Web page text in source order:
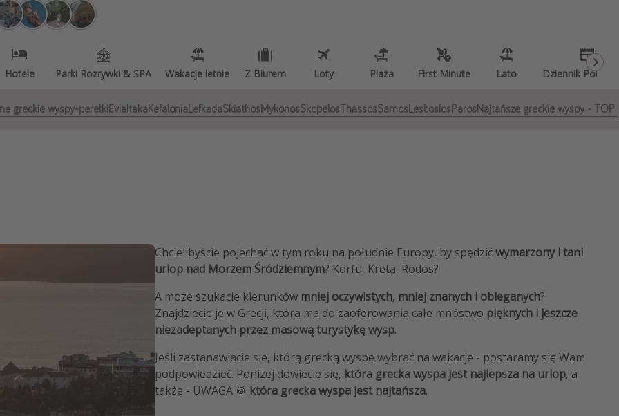
Hotele Parki Rozrywki & SPA Wakacje letnie Z Biurem Loty Plaża First Minute Lato Dziennik
greckie wyspy-perełkiEvia ItakaKefaloniaLefkadaSkiathosMykonosSkopelosThassosSamosLesbos IosParosNajtańsze greckie wyspy - TOP
Chcielibyście pojechać w tym roku na południe Europy, by spędzićwymarzony i tani
urlop nad Morzem Śródziemnym? Korfu, Kreta, Rodos?
A może szukacie kierunków mniej oczywistych, mniej znanych i obleganych?
Znajdziecie je w Grecji, która ma do zaoferowania całe mnóstwo pięknych i jeszcze
niezadeptanych przez masową turystykę wysp.
Jeśli zastanawiacie się, którą grecką wyspę wybrać na wakacje - postaramy się Wam
podpowiedzieć. Poniżej dowiecie się, która grecka wyspa jest najlepsza na urlop, a
także - UWAGA 🥁 która grecka wyspa jest najtańsza.